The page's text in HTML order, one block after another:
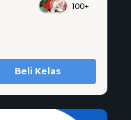
100+
Beli Kelas